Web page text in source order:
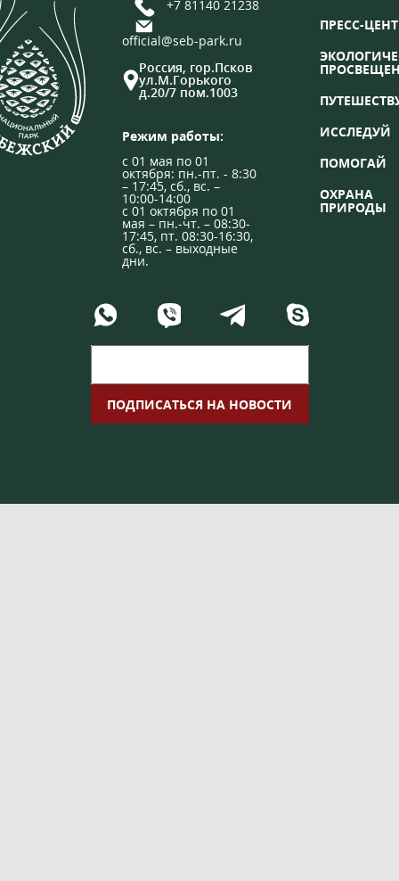
+7 81140 21238
official@seb-park.ru
Россия, гор.Псков
ул.М.Горького
д.20/7 пом.1003
Режим работы:
с 01 мая по 01
октября: пн.-пт. - 8:30
– 17:45, сб., вс. –
10:00-14:00
с 01 октября по 01
мая – пн.-чт. – 08:30-
17:45, пт. 08:30-16:30,
сб., вс. – выходные
дни.
ПРЕСС-
ИССЛЕДУЙ
ПОМОГАЙ
ОХРАНА
ПРИРОДЫ